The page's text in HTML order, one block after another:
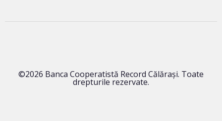
©2026 Banca Cooperatistă Record Călărași. Toate
drepturile rezervate.